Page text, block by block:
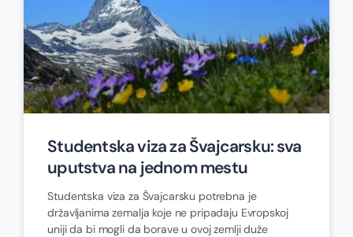
Studentska viza za Švajcarsku: sva
uputstva na jednom mestu
Studentska viza za Švajcarsku potrebna je
državljanima zemalja koje ne pripadaju Evropskoj
uniji da bi mogli da borave u ovoj zemlji duže